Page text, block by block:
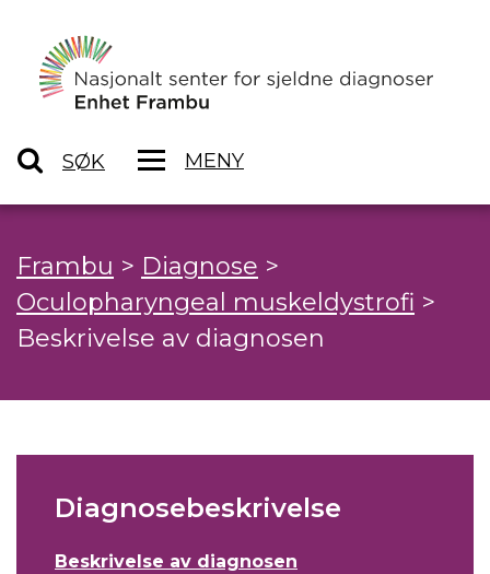
SØK MENY
Frambu > Diagnose >
Oculopharyngeal muskeldystrofi >
Beskrivelse av diagnosen
Diagnosebeskrivelse
Beskrivelse av diagnosen